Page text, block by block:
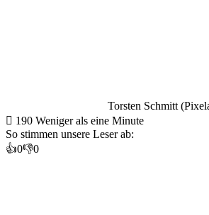
Torsten Schmitt
190 Weniger als eine Minute
So stimmen unsere Leser ab:
👍0👎0